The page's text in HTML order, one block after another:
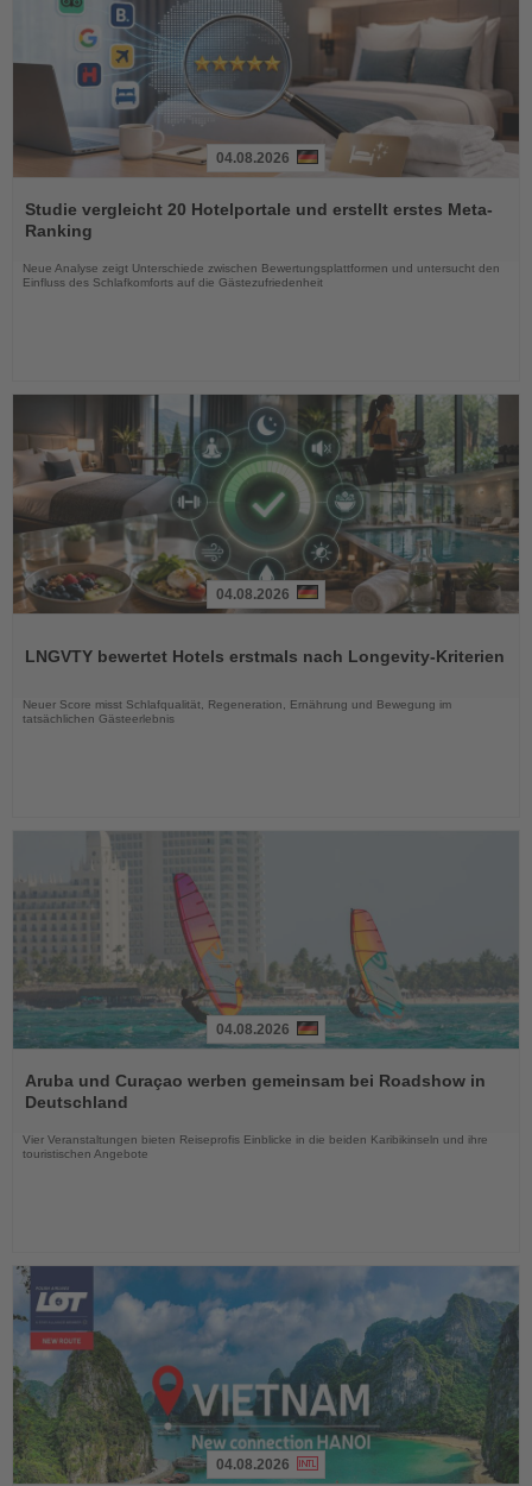
Sie
die
Nachrichten
04.08.2026
Studie vergleicht 20 Hotelportale und erstellt erstes Meta-
Ranking
Neue Analyse zeigt Unterschiede zwischen Bewertungsplattformen und untersucht den
Einfluss des Schlafkomforts auf die Gästezufriedenheit
die
04.08.2026
LNGVTY bewertet Hotels erstmals nach Longevity-Kriterien
Neuer Score misst Schlafqualität, Regeneration, Ernährung und Bewegung im
tatsächlichen Gästeerlebnis
Sie
die
04.08.2026
Aruba und Curaçao werben gemeinsam bei Roadshow in
Deutschland
Vier Veranstaltungen bieten Reiseprofis Einblicke in die beiden Karibikinseln und ihre
touristischen Angebote
04.08.2026